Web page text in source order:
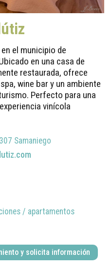
el municipio de
en una casa de
restaurada, ofrece
wine bar y un ambiente
Perfecto para una
vinícola
Samaniego
/ apartamentos
y solicita información